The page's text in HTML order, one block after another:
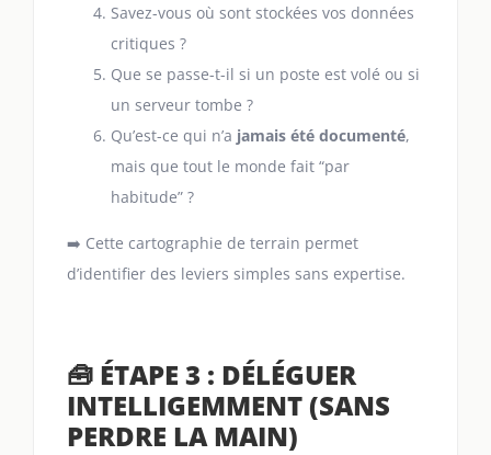
Savez-vous où sont stockées vos données
critiques ?
Que se passe-t-il si un poste est volé ou si
un serveur tombe ?
Qu’est-ce qui n’a jamais été documenté,
mais que tout le monde fait “par
habitude” ?
➡️ Cette cartographie de terrain permet
d’identifier des leviers simples sans expertise.
🧰 ÉTAPE 3 : DÉLÉGUER
INTELLIGEMMENT (SANS
PERDRE LA MAIN)